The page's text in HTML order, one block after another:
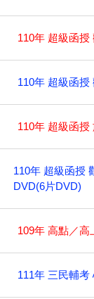
110年 超級函
110年 超級函
110年 超級函
110年 超級函授
DVD(6片DVD)
109年 高點／
111年 三民輔